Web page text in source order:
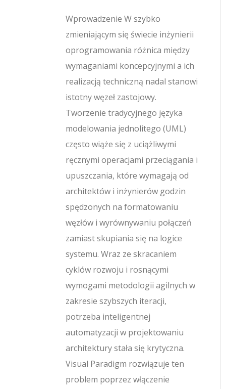
Wprowadzenie W szybko
zmieniającym się świecie inżynierii
oprogramowania różnica między
wymaganiami koncepcyjnymi a ich
realizacją techniczną nadal stanowi
istotny węzeł zastojowy.
Tworzenie tradycyjnego języka
modelowania jednolitego (UML)
często wiąże się z uciążliwymi
ręcznymi operacjami przeciągania i
upuszczania, które wymagają od
architektów i inżynierów godzin
spędzonych na formatowaniu
węzłów i wyrównywaniu połączeń
zamiast skupiania się na logice
systemu. Wraz ze skracaniem
cyklów rozwoju i rosnącymi
wymogami metodologii agilnych w
zakresie szybszych iteracji,
potrzeba inteligentnej
automatyzacji w projektowaniu
architektury stała się krytyczna.
Visual Paradigm rozwiązuje ten
problem poprzez włączenie